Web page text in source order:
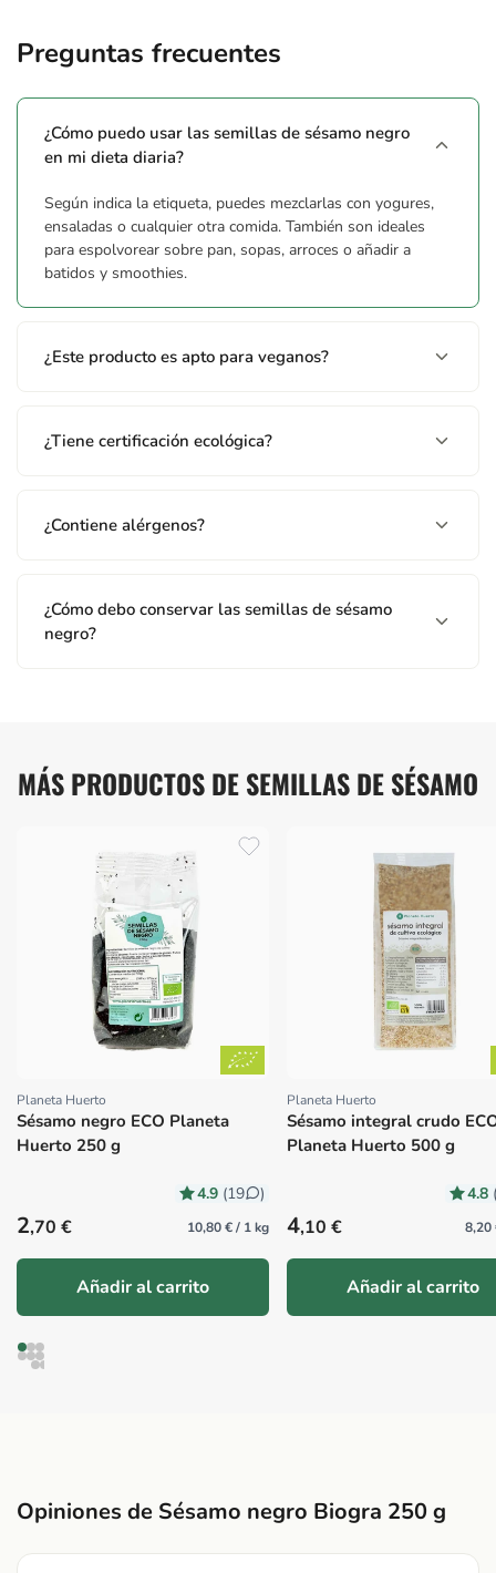
Preguntas frecuentes
¿Cómo puedo usar las semillas de sésamo negro
en mi dieta diaria?
Según indica la etiqueta, puedes mezclarlas con yogures,
ensaladas o cualquier otra comida. También son ideales
para espolvorear sobre pan, sopas, arroces o añadir a
batidos y smoothies.
¿Este producto es apto para veganos?
¿Tiene certificación ecológica?
¿Contiene alérgenos?
¿Cómo debo conservar las semillas de sésamo
negro?
MÁS PRODUCTOS DE SEMILLAS DE SÉSAMO
Proveedor:
Planeta Huerto
Sésamo negro ECO Planeta
Huerto 250 g
4.9 (19 )
Precio habitual
2,70 € 10,80 € / 1 kg
Añadir al carrito
Proveedor:
Planeta Huerto
Sésamo integral crudo
Planeta Huerto 500 g
4.8
Precio habitual
4,10 € 8,20
Añadir al carrito
Opiniones de Sésamo negro Biogra 250 g